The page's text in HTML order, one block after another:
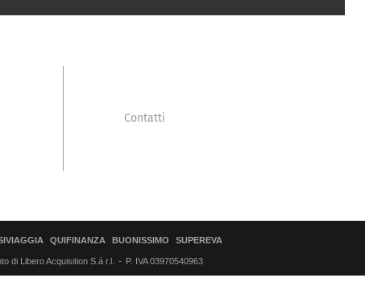
Contatti
QUIFINANZA BUONISSIMO SUPEREVA
di Libero Acquisition S.á r.l. P. IVA 03970540963